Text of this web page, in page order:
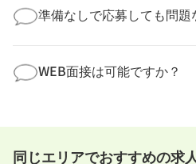
す！
積極的に受け入れています
の様子を見ることで、より
ださい！
準備なしで応募しても問題
まで、一からサポートいた
たばかり」「何から始めれ
WEB面接は可能ですか？
すめしていますが、企業様
事前に確認することは可能
同じエリアでおすすめの求